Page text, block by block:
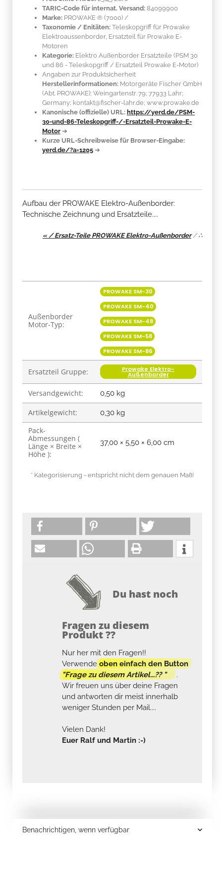
TARIC-Code für internat. Versand: 84099900
Marke: PROWAKE ® (7000) /
Taxonomie / Enitäten: Teleskopgriff für Prowake
Elektroaussenborder, Ersatzteil für Prowake E-
Motoren
Kategorie: Elektro Außenborder Ersatzteile (PSM 30
und 86 - Teleskopgriff / Ersatzteil Prowake E-Motor)
Angaben zur Produktsicherheit
Herstellerinformationen: Motorgeräte Fischer GmbH
(Abt. PROWAKE); Weingartenstr. 79; 77933 Lahr;
Germany; kontakt@fischer-lahr.de; www.prowake.de
Kanonische (offizielle) URL: https://yerd.de/PSM-
30-und-86-Teleskopgriff-/-Ersatzteil-Prowake-E-
Motor ➔
Kurze URL-Schreibweise für Browser-Eingabe:
yerd.de/?a=1205 ➔
Aufbau der PROWAKE Elektro-Außenborder:
Technische Zeichnung und Ersatzteile....
« / Ersatz-Teile PROWAKE Elektro-Außenborder/∴
Produkteigenschaft
Außenborder
Motor-Typ:
PROWAKE SM-30
PROWAKE SM-40
PROWAKE SM-48
PROWAKE SM-58
PROWAKE SM-86
Ersatzteil Gruppe: Prowake Elektro-
Außenborder
Versandgewicht: 0,50 kg
Artikelgewicht: 0,30 kg
Pack-
Abmessungen (
Länge × Breite ×
Höhe ):
37,00 × 5,50 × 6,00 cm
* Kategorisierung - entspricht nicht dem genauen Maß!
Du hast noch
Fragen zu diesem
Produkt ??
Nur her mit den Fragen!!
Verwendeoben einfach den Button
"Frage zu diesem Artikel...?? "
.
Wir freuen uns über deine Fragen
und antworten dir meist innerhalb
weniger Stunden per Mail....
Vielen Dank!
Euer Ralf und Martin :-)
Benachrichtigen, wenn verfügbar